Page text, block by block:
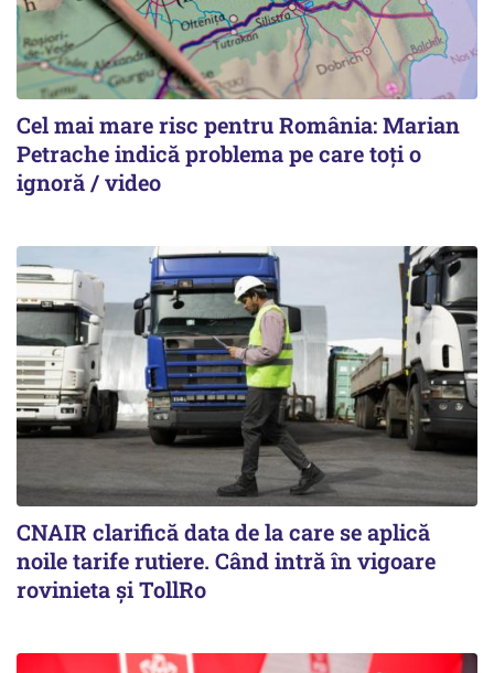
Cel mai mare risc pentru România: Marian
Petrache indică problema pe care toți o
ignoră / video
CNAIR clarifică data de la care se aplică
noile tarife rutiere. Când intră în vigoare
rovinieta și TollRo